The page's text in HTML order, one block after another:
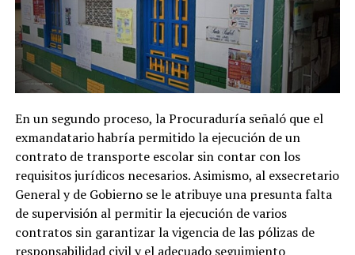
En un segundo proceso, la Procuraduría señaló que el
exmandatario habría permitido la ejecución de un
contrato de transporte escolar sin contar con los
requisitos jurídicos necesarios. Asimismo, al exsecretario
General y de Gobierno se le atribuye una presunta falta
de supervisión al permitir la ejecución de varios
contratos sin garantizar la vigencia de las pólizas de
responsabilidad civil y el adecuado seguimiento